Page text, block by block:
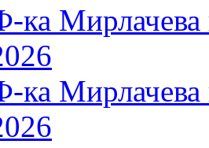
ка
ка